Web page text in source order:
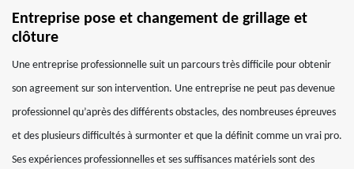
Entreprise pose et changement de grillage et
clôture
Une entreprise professionnelle suit un parcours très difficile pour obtenir
son agreement sur son intervention. Une entreprise ne peut pas devenue
professionnel qu’après des différents obstacles, des nombreuses épreuves
et des plusieurs difficultés à surmonter et que la définit comme un vrai pro.
Ses expériences professionnelles et ses suffisances matériels sont des